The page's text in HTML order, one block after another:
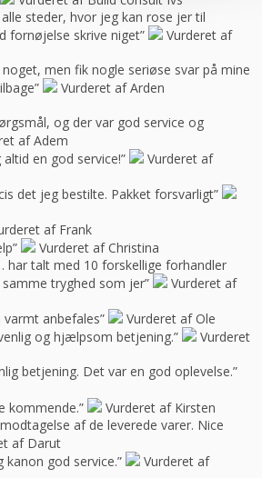
steder, hvor jeg kan rose jer til
fornøjelse skrive niget”
Vurderet af
noget, men fik nogle seriøse svar på mine
Vurderet af Arden
og der var god service og
af Adem
en god service!”
Vurderet af
det jeg bestilte. Pakket forsvarligt”
af Frank
Vurderet af Christina
har talt med 10 forskellige forhandler
tryghed som jer”
Vurderet af
anbefales”
Vurderet af Ole
og hjælpsom betjening.”
Vurderet
betjening. Det var en god oplevelse.”
kommende.”
Vurderet af Kirsten
af de leverede varer. Nice
af Darut
god service.”
Vurderet af